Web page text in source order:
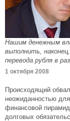
Нашим денежным
выполнить,
перевода рубля в
1 октября 2008
Происходящий
неожиданностью
финансовой
долговых